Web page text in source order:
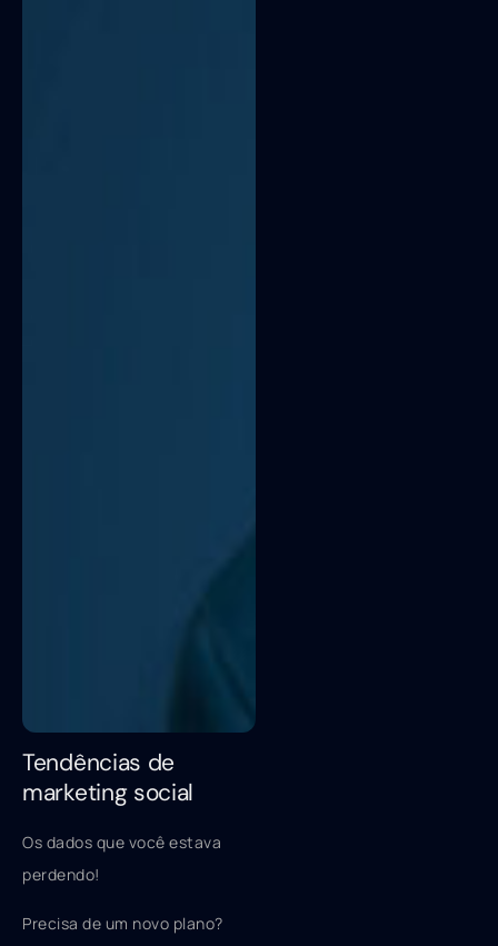
Tendências de
marketing social
Os dados que você estava
perdendo!
Precisa de um novo plano?